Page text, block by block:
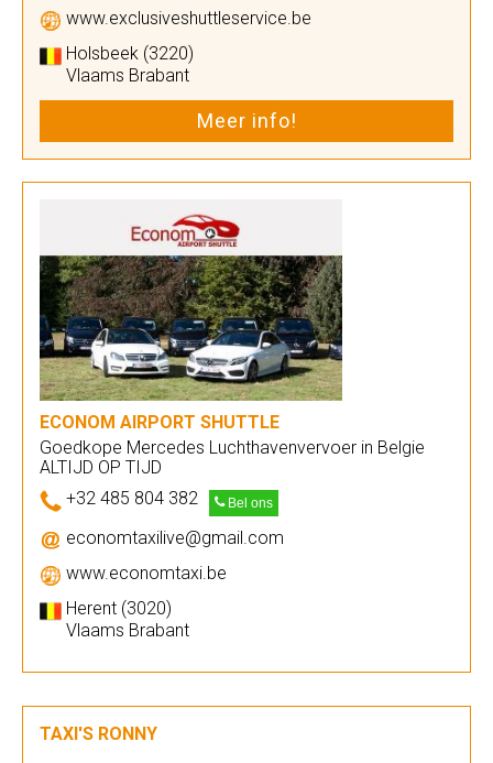
www.exclusiveshuttleservice.be
Holsbeek (3220)
Vlaams Brabant
Meer info!
ECONOM AIRPORT SHUTTLE
Goedkope Mercedes Luchthavenvervoer in Belgie
ALTIJD OP TIJD
+32 485 804 382
Bel ons
economtaxilive@gmail.com
www.economtaxi.be
Herent (3020)
Vlaams Brabant
TAXI'S RONNY